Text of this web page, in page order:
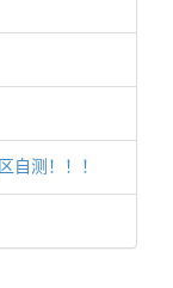
自测！！！